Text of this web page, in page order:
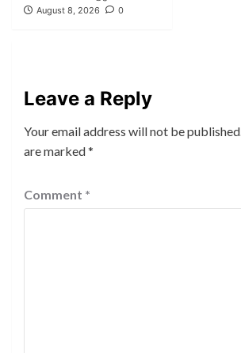
August 8, 2026
0
Leave a Reply
Your email address will not be published.
are marked*
Comment *